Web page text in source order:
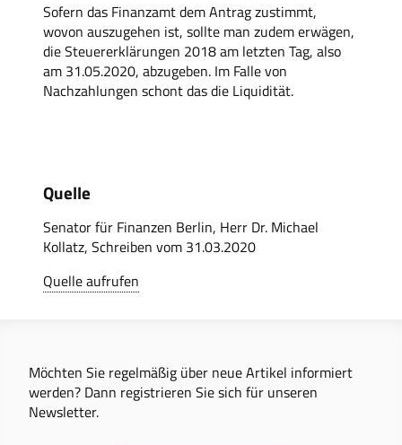
Sofern das Finanzamt dem Antrag zustimmt,
wovon auszugehen ist, sollte man zudem erwägen,
die Steuererklärungen 2018 am letzten Tag, also
am 31.05.2020, abzugeben. Im Falle von
Nachzahlungen schont das die Liquidität.
Quelle
Senator für Finanzen Berlin, Herr Dr. Michael
Kollatz, Schreiben vom 31.03.2020
Quelle aufrufen
Möchten Sie regelmäßig über neue Artikel informiert
werden? Dann registrieren Sie sich für unseren
Newsletter.